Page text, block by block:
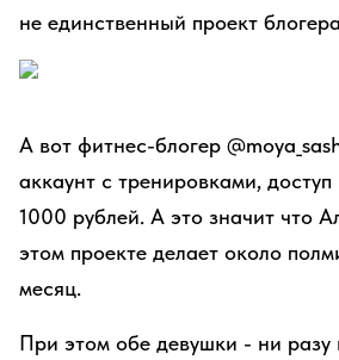
не единственный проект
А вот фитнес-блогер
аккаунт с тренировками,
1000 рублей. А это значит что
этом проекте делает около
месяц.
При этом обе девушки - ни разу